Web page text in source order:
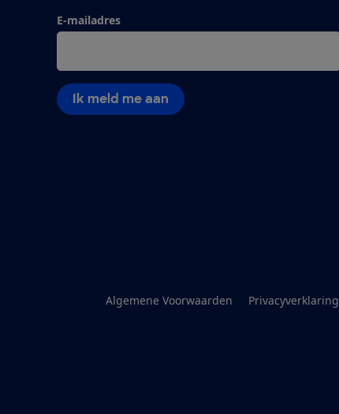
E-mailadres
Ik meld me aan
Algemene Voorwaarden Privacyverklaring